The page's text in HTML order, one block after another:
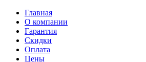
Главная
О компании
Гарантия
Скидки
Оплата
Цены